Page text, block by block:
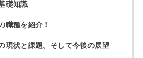
礎知識
職種を紹介！
現状と課題、そして今後の展望